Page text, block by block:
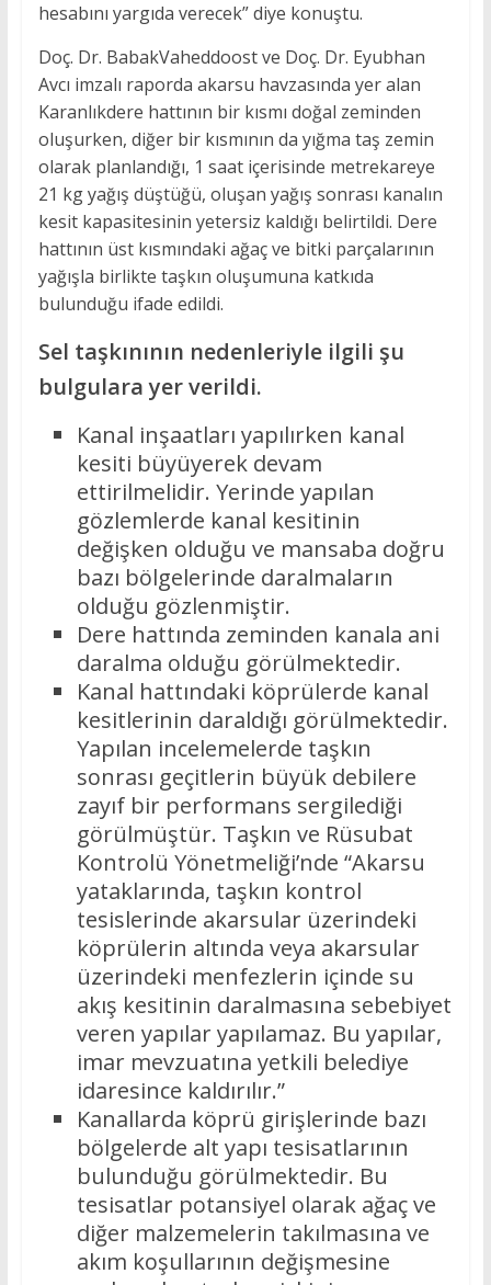
hesabını yargıda verecek” diye konuştu.
Doç. Dr. BabakVaheddoost ve Doç. Dr. Eyubhan
Avcı imzalı raporda akarsu havzasında yer alan
Karanlıkdere hattının bir kısmı doğal zeminden
oluşurken, diğer bir kısmının da yığma taş zemin
olarak planlandığı, 1 saat içerisinde metrekareye
21 kg yağış düştüğü, oluşan yağış sonrası kanalın
kesit kapasitesinin yetersiz kaldığı belirtildi. Dere
hattının üst kısmındaki ağaç ve bitki parçalarının
yağışla birlikte taşkın oluşumuna katkıda
bulunduğu ifade edildi.
Sel taşkınının nedenleriyle ilgili şu
bulgulara yer verildi.
Kanal inşaatları yapılırken kanal
kesiti büyüyerek devam
ettirilmelidir. Yerinde yapılan
gözlemlerde kanal kesitinin
değişken olduğu ve mansaba doğru
bazı bölgelerinde daralmaların
olduğu gözlenmiştir.
Dere hattında zeminden kanala ani
daralma olduğu görülmektedir.
Kanal hattındaki köprülerde kanal
kesitlerinin daraldığı görülmektedir.
Yapılan incelemelerde taşkın
sonrası geçitlerin büyük debilere
zayıf bir performans sergilediği
görülmüştür. Taşkın ve Rüsubat
Kontrolü Yönetmeliği’nde “Akarsu
yataklarında, taşkın kontrol
tesislerinde akarsular üzerindeki
köprülerin altında veya akarsular
üzerindeki menfezlerin içinde su
akış kesitinin daralmasına sebebiyet
veren yapılar yapılamaz. Bu yapılar,
imar mevzuatına yetkili belediye
idaresince kaldırılır.”
Kanallarda köprü girişlerinde bazı
bölgelerde alt yapı tesisatlarının
bulunduğu görülmektedir. Bu
tesisatlar potansiyel olarak ağaç ve
diğer malzemelerin takılmasına ve
akım koşullarının değişmesine